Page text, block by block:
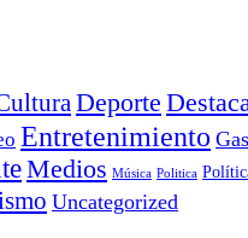
Deporte
Entretenimiento
Medios Música Politica
Uncategorized